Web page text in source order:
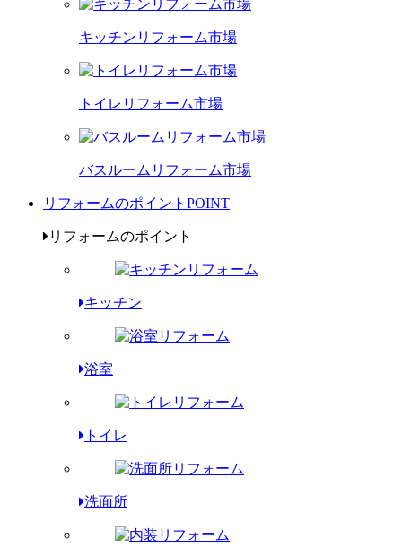
キッチンリフォーム市場
トイレリフォーム市場
バスルームリフォーム市場
リフォームのポイント POINT
リフォームのポイント
キッチン
浴室
トイレ
洗面所